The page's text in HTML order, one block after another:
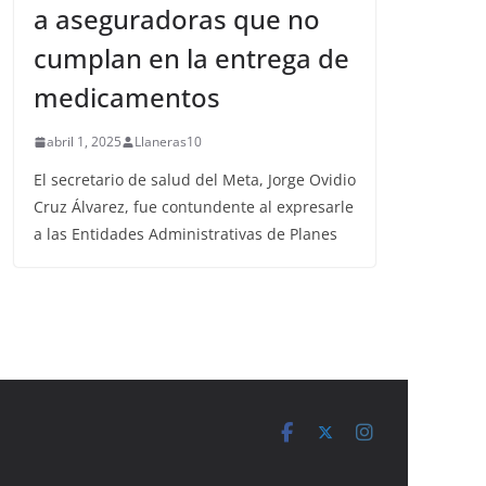
a aseguradoras que no
cumplan en la entrega de
medicamentos
abril 1, 2025 Llaneras10
El secretario de salud del Meta, Jorge Ovidio
Cruz Álvarez, fue contundente al expresarle
a las Entidades Administrativas de Planes